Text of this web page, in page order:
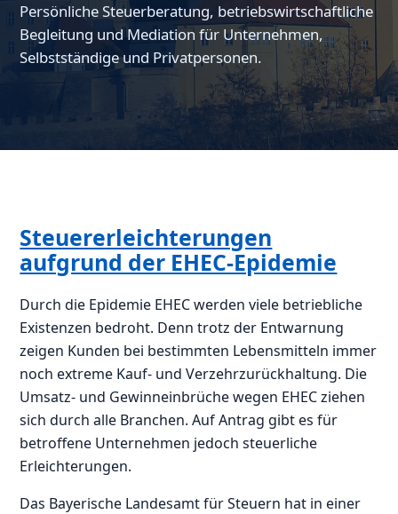
Persönliche Steuerberatung, betriebswirtschaftliche
Begleitung und Mediation für Unternehmen,
Selbstständige und Privatpersonen.
Steuererleichterungen
aufgrund der EHEC-Epidemie
Durch die Epidemie EHEC werden viele betriebliche
Existenzen bedroht. Denn trotz der Entwarnung
zeigen Kunden bei bestimmten Lebensmitteln immer
noch extreme Kauf- und Verzehrzurückhaltung. Die
Umsatz- und Gewinneinbrüche wegen EHEC ziehen
sich durch alle Branchen. Auf Antrag gibt es für
betroffene Unternehmen jedoch steuerliche
Erleichterungen.
Das Bayerische Landesamt für Steuern hat in einer